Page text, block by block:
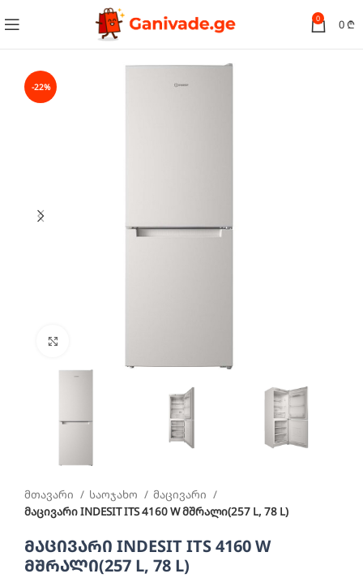
0 0 ₾
-22%
მთავარი საოჯახო
მაცივარი
მაცივარი INDESIT ITS 4160 W მშრალი(257 L, 78 L)
მაცივარი INDESIT ITS 4160 W
მშრალი(257 L, 78 L)